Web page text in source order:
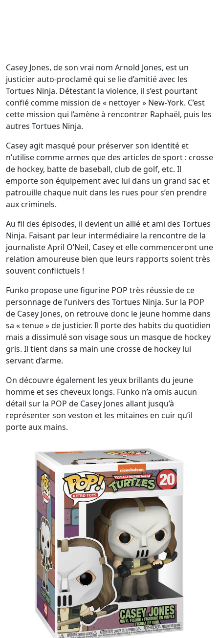
Casey Jones, de son vrai nom Arnold Jones, est un
justicier auto-proclamé qui se lie d’amitié avec les
Tortues Ninja. Détestant la violence, il s’est pourtant
confié comme mission de « nettoyer » New-York. C’est
cette mission qui l’amène à rencontrer Raphaël, puis les
autres Tortues Ninja.
Casey agit masqué pour préserver son identité et
n’utilise comme armes que des articles de sport : crosse
de hockey, batte de baseball, club de golf, etc. Il
emporte son équipement avec lui dans un grand sac et
patrouille chaque nuit dans les rues pour s’en prendre
aux criminels.
Au fil des épisodes, il devient un allié et ami des Tortues
Ninja. Faisant par leur intermédiaire la rencontre de la
journaliste April O’Neil, Casey et elle commenceront une
relation amoureuse bien que leurs rapports soient très
souvent conflictuels !
Funko propose une figurine POP très réussie de ce
personnage de l’univers des Tortues Ninja. Sur la POP
de Casey Jones, on retrouve donc le jeune homme dans
sa « tenue » de justicier. Il porte des habits du quotidien
mais a dissimulé son visage sous un masque de hockey
gris. Il tient dans sa main une crosse de hockey lui
servant d’arme.
On découvre également les yeux brillants du jeune
homme et ses cheveux longs. Funko n’a omis aucun
détail sur la POP de Casey Jones allant jusqu’à
représenter son veston et les mitaines en cuir qu’il
porte aux mains.